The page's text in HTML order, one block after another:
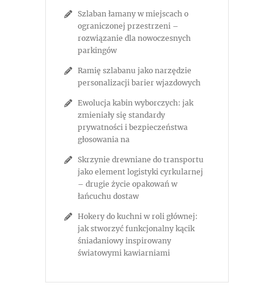
Szlaban łamany w miejscach o
ograniczonej przestrzeni –
rozwiązanie dla nowoczesnych
parkingów
Ramię szlabanu jako narzędzie
personalizacji barier wjazdowych
Ewolucja kabin wyborczych: jak
zmieniały się standardy
prywatności i bezpieczeństwa
głosowania na
Skrzynie drewniane do transportu
jako element logistyki cyrkularnej
– drugie życie opakowań w
łańcuchu dostaw
Hokery do kuchni w roli głównej:
jak stworzyć funkcjonalny kącik
śniadaniowy inspirowany
światowymi kawiarniami